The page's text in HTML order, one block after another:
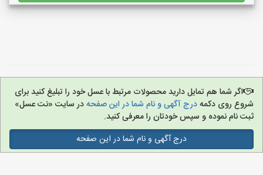
اگر شما هم تمایل دارید محصولات مرتبط با عسل خود را تبلیغ کنید برای
شروع روی دکمهدرج آگهی و نام شما در این صفحهدر سایت «نت عسل»
ثبت نام نموده و سپس خودتان را معرفی کنید.
درج آگهی و نام شما در این صفحه